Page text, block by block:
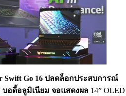
Swift Go 16 ปลดล็อกประสบการณ์
บอดี้อลูมิเนียม จอแสดงผล 14” OLED